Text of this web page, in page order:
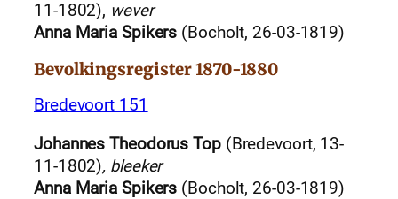
11-1802), wever
Anna Maria Spikers (Bocholt, 26-03-1819)
Bevolkingsregister 1870-1880
Bredevoort 151
Johannes Theodorus Top(Bredevoort, 13-
11-1802), bleeker
Anna Maria Spikers (Bocholt, 26-03-1819)